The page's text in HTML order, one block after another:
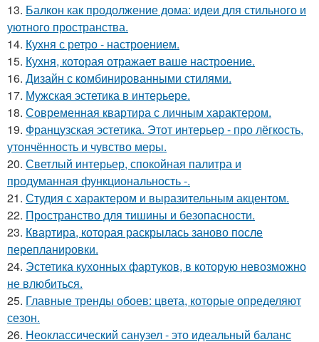
13. Балкон как продолжение дома: идеи для стильного и
уютного пространства.
14. Кухня с ретро - настроением.
15. Кухня, которая отражает ваше настроение.
16. Дизайн с комбинированными стилями.
17. Мужская эстетика в интерьере.
18. Современная квартира с личным характером.
19. Французская эстетика. Этот интерьер - про лёгкость,
утончённость и чувство меры.
20. Светлый интерьер, спокойная палитра и
продуманная функциональность -.
21. Студия с характером и выразительным акцентом.
22. Пространство для тишины и безопасности.
23. Квартира, которая раскрылась заново после
перепланировки.
24. Эстетика кухонных фартуков, в которую невозможно
не влюбиться.
25. Главные тренды обоев: цвета, которые определяют
сезон.
26. Неоклассический санузел - это идеальный баланс